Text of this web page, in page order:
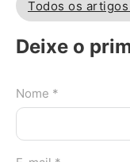
Todos os
Deixe o
Nome *